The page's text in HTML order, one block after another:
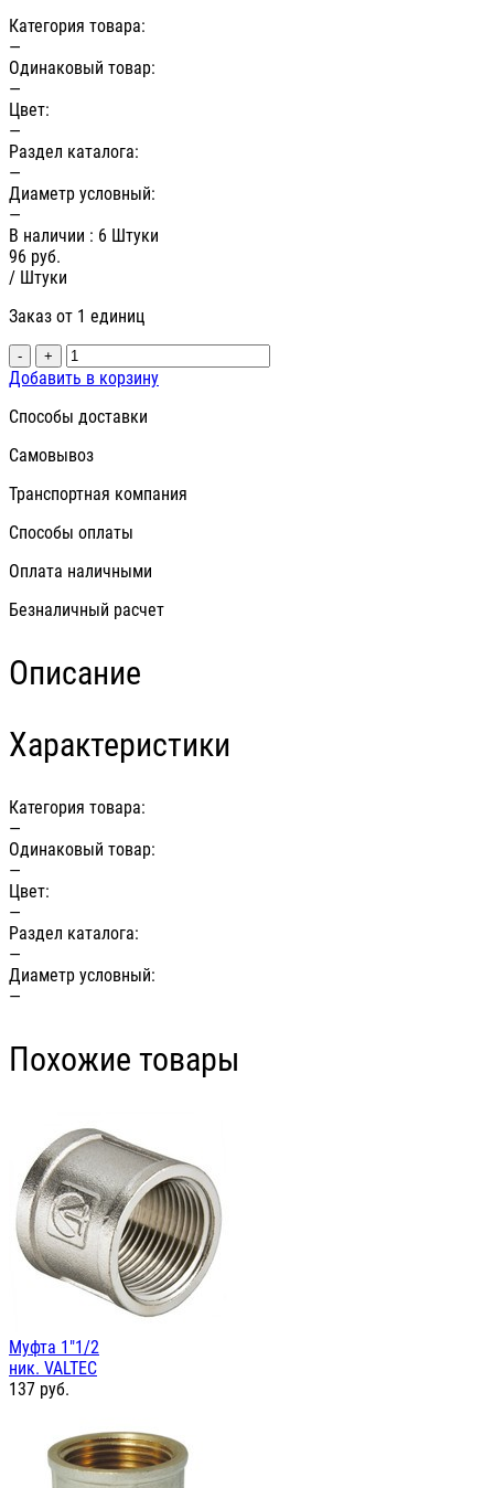
Категория товара:
—
Одинаковый товар:
—
Цвет:
—
Раздел каталога:
—
Диаметр условный:
—
В наличии : 6 Штуки
96 руб.
/ Штуки
Заказ от 1 единиц
- +
Добавить в корзину
Способы доставки
Самовывоз
Транспортная компания
Способы оплаты
Оплата наличными
Безналичный расчет
Описание
Характеристики
Категория товара:
—
Одинаковый товар:
—
Цвет:
—
Раздел каталога:
—
Диаметр условный:
—
Похожие товары
Муфта 1"1/2
ник. VALTEC
137 руб.